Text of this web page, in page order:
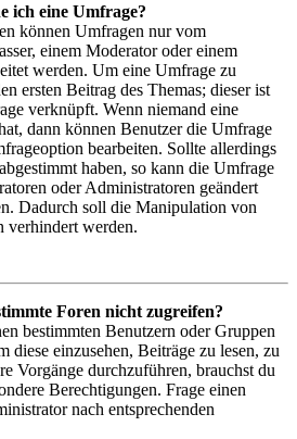
ich eine Umfrage?
können Umfragen nur vom
einem Moderator oder einem
werden. Um eine Umfrage zu
ersten Beitrag des Themas; dieser ist
verknüpft. Wenn niemand eine
dann können Benutzer die Umfrage
bearbeiten. Sollte allerdings
haben, so kann die Umfrage
oder Administratoren geändert
Dadurch soll die Manipulation von
verhindert werden.
Foren nicht zugreifen?
bestimmten Benutzern oder Gruppen
diese einzusehen, Beiträge zu lesen, zu
Vorgänge durchzuführen, brauchst du
Berechtigungen. Frage einen
nach entsprechenden